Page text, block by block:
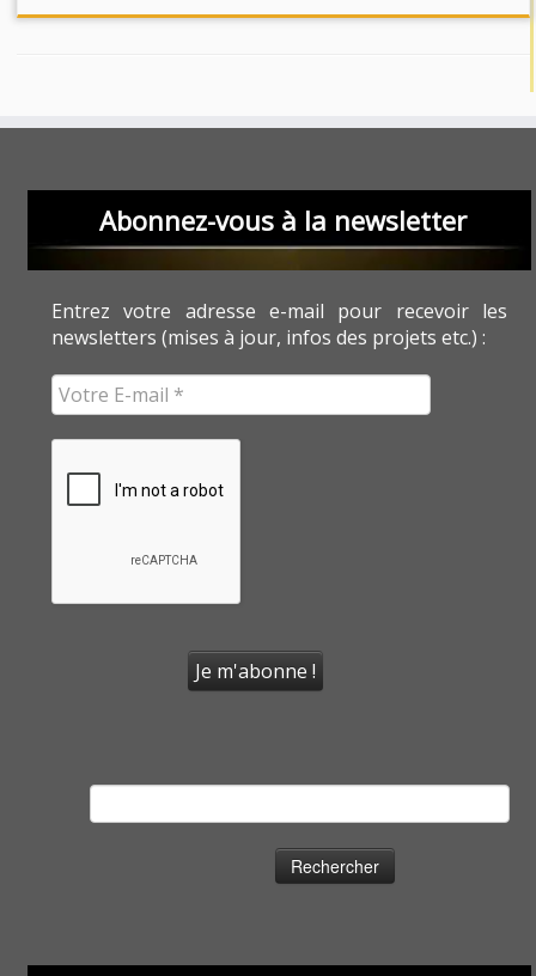
Abonnez-vous à la newsletter
Entrez votre adresse e-mail pour recevoir les
newsletters (mises à jour, infos des projets etc.) :